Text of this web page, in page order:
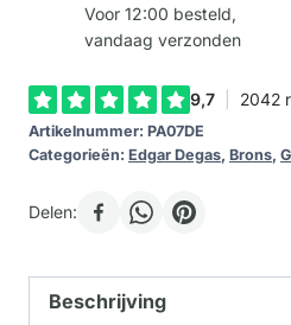
Voor 12:00 besteld,
vandaag verzonden
Artikelnummer: PA07DE
Categorieën: Edgar Degas, Brons,
Delen:
Beschrijving